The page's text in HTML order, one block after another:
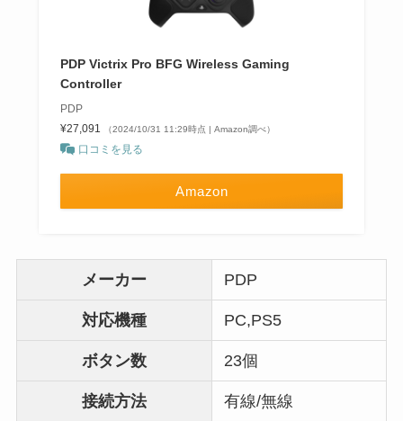
PDP Victrix Pro BFG Wireless Gaming
Controller
PDP
¥27,091
（2024/10/31 11:29時点 | Amazon調べ）
口コミを見る
Amazon
メーカー PDP
対応機種 PC,PS5
ボタン数 23個
接続方法 有線/無線